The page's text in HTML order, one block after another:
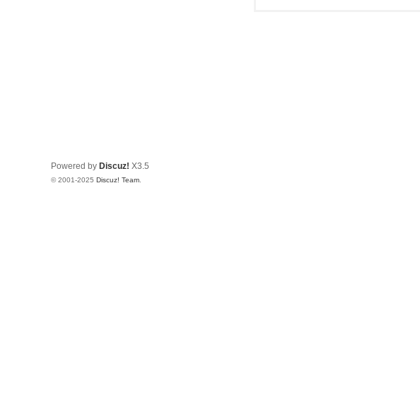
Powered by Discuz! X3.5
© 2001-2025 Discuz! Team